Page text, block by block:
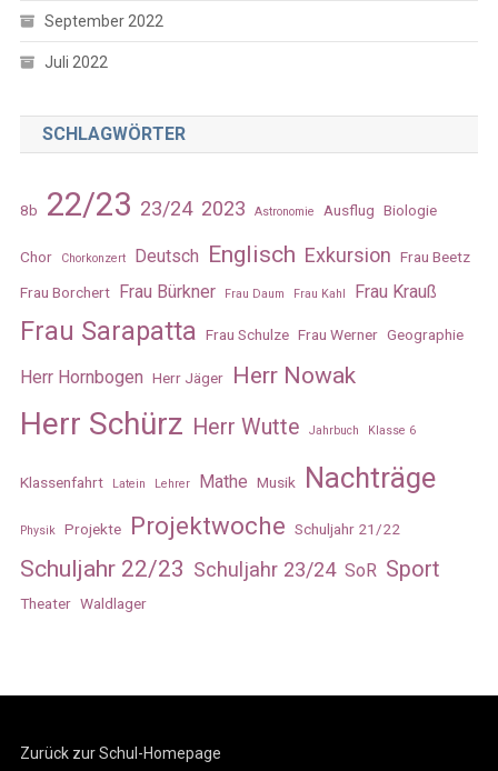
September 2022
Juli 2022
SCHLAGWÖRTER
8b 22/23 23/24 2023 Astronomie Ausflug Biologie
Chor Chorkonzert Deutsch Englisch Exkursion Frau Beetz
Frau Borchert Frau Bürkner Frau Daum Frau Kahl Frau Krauß
Frau Sarapatta Frau Schulze Frau Werner Geographie
Herr Hornbogen Herr Jäger Herr Nowak
Herr Schürz Herr Wutte Jahrbuch Klasse 6
Klassenfahrt Latein Lehrer Mathe Musik Nachträge
Physik Projekte Projektwoche Schuljahr 21/22
Schuljahr 22/23 Schuljahr 23/24 SoR Sport
Theater Waldlager
Zurück zur Schul-Homepage